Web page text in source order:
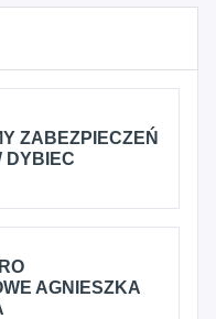
ZABEZPIECZEŃ
DYBIEC
AGNIESZKA